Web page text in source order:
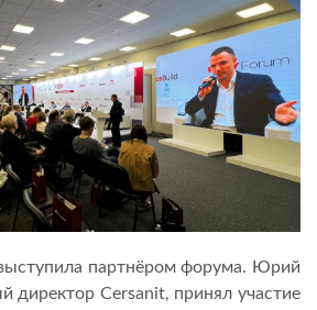
партнёром форума. Юрий
директор Cersanit, принял участие